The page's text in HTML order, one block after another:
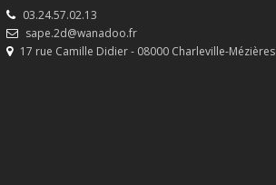
03.24.57.02.13
sape.2d@wanadoo.fr
17 rue Camille Didier - 08000 Charleville-Mézières